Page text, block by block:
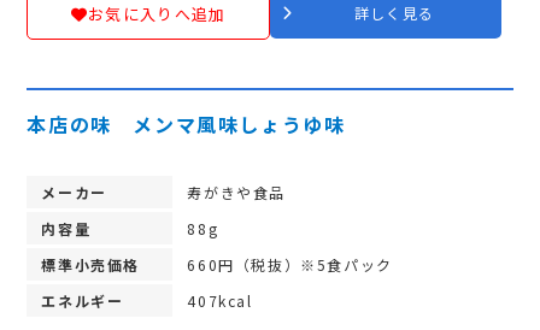
お気に入りへ追加 詳しく見る
本店の味 メンマ風味しょうゆ味
メーカー
寿がきや食品
内容量
88g
標準小売価格
660円（税抜）※5食パック
エネルギー
407kcal